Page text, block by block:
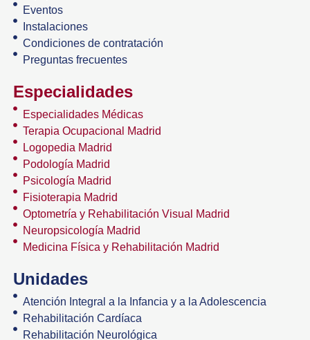
Eventos
Instalaciones
Condiciones de contratación
Preguntas frecuentes
Especialidades
Especialidades Médicas
Terapia Ocupacional Madrid
Logopedia Madrid
Podología Madrid
Psicología Madrid
Fisioterapia Madrid
Optometría y Rehabilitación Visual Madrid
Neuropsicología Madrid
Medicina Física y Rehabilitación Madrid
Unidades
Atención Integral a la Infancia y a la Adolescencia
Rehabilitación Cardíaca
Rehabilitación Neurológica